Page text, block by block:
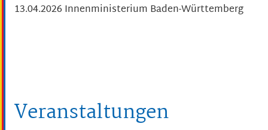
13.04.2026 Innenministerium Baden-Württemberg
Veranstaltungen